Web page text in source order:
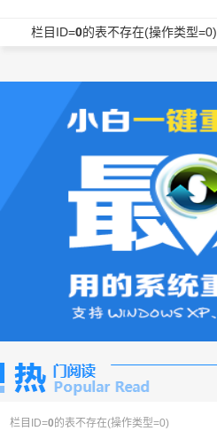
栏目ID=0的表不存在(操作类型=0)
栏目ID=0 的表不存在(操作类型=0)